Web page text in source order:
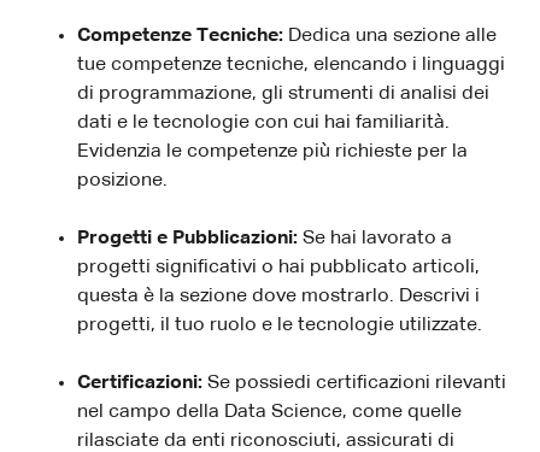
Competenze Tecniche: Dedica una sezione alle
tue competenze tecniche, elencando i linguaggi
di programmazione, gli strumenti di analisi dei
dati e le tecnologie con cui hai familiarità.
Evidenzia le competenze più richieste per la
posizione.
Progetti e Pubblicazioni: Se hai lavorato a
progetti significativi o hai pubblicato articoli,
questa è la sezione dove mostrarlo. Descrivi i
progetti, il tuo ruolo e le tecnologie utilizzate.
Certificazioni: Se possiedi certificazioni rilevanti
nel campo della Data Science, come quelle
rilasciate da enti riconosciuti, assicurati di